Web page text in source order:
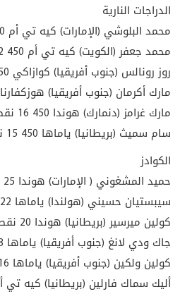
الدراجات النارية
محمد البلوشي (الإمارات) كيه تي أم 450 25 نقطة
محمد جعفر (الكويت) كيه تي أم 450 22 نقطة
روز رونالس (جنوب أفريقيا) كوازاكي 450 20 نقطة
مارك أكرمان (جنوب أفريقيا) هوزكفارنا 450 18 نقطة
مارك غرامز (دنمارك) هوندا 450 16 نقطة
سام سميث (بريطانيا) ياماها 450 15 نقطة
الكوادز
حميد المشغوني ( الإمارات) هوندا 25 نقطة
سيبستيان حسيني (هولندا) ياماها 22 نقطة
كولين ميرسير (بريطانيا) هوندا 20 نقطة
جاك ودي لانغ (جنوب أفريقيا) ياماها 18 نقطة
كولين ولكين (جنوب أفريقيا) ياماها 16 نقطة
أليك سماك فارلين (بريطانيا) كيه تي أم 15